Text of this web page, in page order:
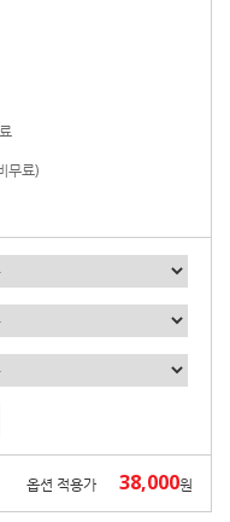
무료)
옵션 적용가 38,000원